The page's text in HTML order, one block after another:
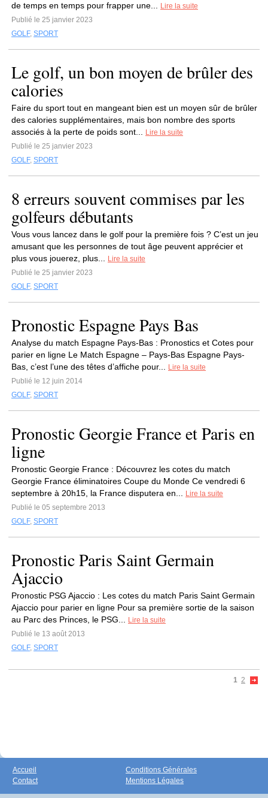
de temps en temps pour frapper une...
Lire la suite
Publié le 25 janvier 2023
GOLF, SPORT
Le golf, un bon moyen de brûler des
calories
Faire du sport tout en mangeant bien est un moyen sûr de brûler
des calories supplémentaires, mais bon nombre des sports
associés à la perte de poids sont...
Lire la suite
Publié le 25 janvier 2023
GOLF, SPORT
8 erreurs souvent commises par les
golfeurs débutants
Vous vous lancez dans le golf pour la première fois ? C’est un jeu
amusant que les personnes de tout âge peuvent apprécier et
plus vous jouerez, plus...
Lire la suite
Publié le 25 janvier 2023
GOLF, SPORT
Pronostic Espagne Pays Bas
Analyse du match Espagne Pays-Bas : Pronostics et Cotes pour
parier en ligne Le Match Espagne – Pays-Bas Espagne Pays-
Bas, c’est l’une des têtes d’affiche pour...
Lire la suite
Publié le 12 juin 2014
GOLF, SPORT
Pronostic Georgie France et Paris en
ligne
Pronostic Georgie France : Découvrez les cotes du match
Georgie France éliminatoires Coupe du Monde Ce vendredi 6
septembre à 20h15, la France disputera en...
Lire la suite
Publié le 05 septembre 2013
GOLF, SPORT
Pronostic Paris Saint Germain
Ajaccio
Pronostic PSG Ajaccio : Les cotes du match Paris Saint Germain
Ajaccio pour parier en ligne Pour sa première sortie de la saison
au Parc des Princes, le PSG...
Lire la suite
Publié le 13 août 2013
GOLF, SPORT
1 2
Accueil
Contact
Conditions Générales
Mentions Légales